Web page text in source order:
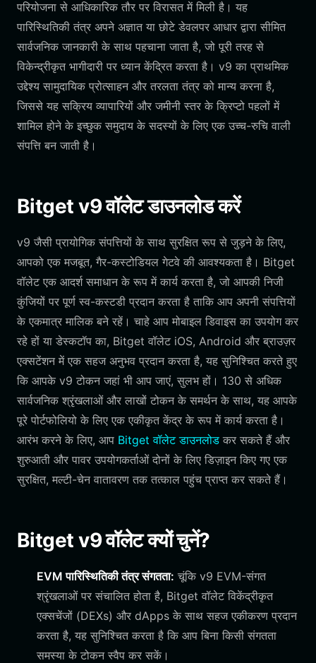
परियोजना से आधिकारिक तौर पर विरासत में मिली है। यह
पारिस्थितिकी तंत्र अपने अज्ञात या छोटे डेवलपर आधार द्वारा सीमित
सार्वजनिक जानकारी के साथ पहचाना जाता है, जो पूरी तरह से
विकेन्द्रीकृत भागीदारी पर ध्यान केंद्रित करता है। v9 का प्राथमिक
उद्देश्य सामुदायिक प्रोत्साहन और तरलता तंत्र को मान्य करना है,
जिससे यह सक्रिय व्यापारियों और जमीनी स्तर के क्रिप्टो पहलों में
शामिल होने के इच्छुक समुदाय के सदस्यों के लिए एक उच्च-रुचि वाली
संपत्ति बन जाती है।
Bitget v9 वॉलेट डाउनलोड करें
v9 जैसी प्रायोगिक संपत्तियों के साथ सुरक्षित रूप से जुड़ने के लिए,
आपको एक मजबूत, गैर-कस्टोडियल गेटवे की आवश्यकता है। Bitget
वॉलेट एक आदर्श समाधान के रूप में कार्य करता है, जो आपकी निजी
कुंजियों पर पूर्ण स्व-कस्टडी प्रदान करता है ताकि आप अपनी संपत्तियों
के एकमात्र मालिक बने रहें। चाहे आप मोबाइल डिवाइस का उपयोग कर
रहे हों या डेस्कटॉप का, Bitget वॉलेट iOS, Android और ब्राउज़र
एक्सटेंशन में एक सहज अनुभव प्रदान करता है, यह सुनिश्चित करते हुए
कि आपके v9 टोकन जहां भी आप जाएं, सुलभ हों। 130 से अधिक
सार्वजनिक श्रृंखलाओं और लाखों टोकन के समर्थन के साथ, यह आपके
पूरे पोर्टफोलियो के लिए एक एकीकृत केंद्र के रूप में कार्य करता है।
आरंभ करने के लिए, आप Bitget वॉलेट डाउनलोड कर सकते हैं और
शुरुआती और पावर उपयोगकर्ताओं दोनों के लिए डिज़ाइन किए गए एक
सुरक्षित, मल्टी-चेन वातावरण तक तत्काल पहुंच प्राप्त कर सकते हैं।
Bitget v9 वॉलेट क्यों चुनें?
EVM पारिस्थितिकी तंत्र संगतता: चूंकि v9 EVM-संगत
श्रृंखलाओं पर संचालित होता है, Bitget वॉलेट विकेंद्रीकृत
एक्सचेंजों (DEXs) और dApps के साथ सहज एकीकरण प्रदान
करता है, यह सुनिश्चित करता है कि आप बिना किसी संगतता
समस्या के टोकन स्वैप कर सकें।